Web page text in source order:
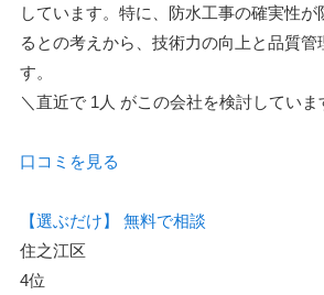
しています。特に、防水工事の確実性
るとの考えから、技術力の向上と品質管
す。
＼直近で 1人 がこの会社を検討していま
口コミを見る
【選ぶだけ】
無料で相談
住之江区
4位